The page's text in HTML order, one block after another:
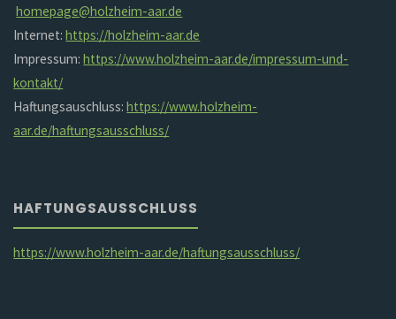
homepage@holzheim-aar.de
Internet:https://holzheim-aar.de
Impressum:https://www.holzheim-aar.de/impressum-und-
kontakt/
Haftungsauschluss:https://www.holzheim-
aar.de/haftungsausschluss/
HAFTUNGSAUSSCHLUSS
https://www.holzheim-aar.de/haftungsausschluss/